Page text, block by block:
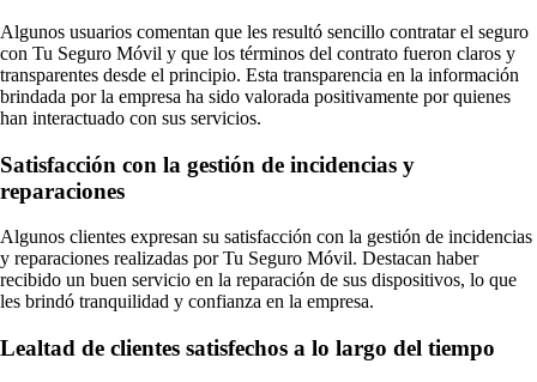
Algunos usuarios comentan que les resultó sencillo contratar el seguro
con Tu Seguro Móvil y que los términos del contrato fueron claros y
transparentes desde el principio. Esta transparencia en la información
brindada por la empresa ha sido valorada positivamente por quienes
han interactuado con sus servicios.
Satisfacción con la gestión de incidencias y
reparaciones
Algunos clientes expresan su satisfacción con la gestión de incidencias
y reparaciones realizadas por Tu Seguro Móvil. Destacan haber
recibido un buen servicio en la reparación de sus dispositivos, lo que
les brindó tranquilidad y confianza en la empresa.
Lealtad de clientes satisfechos a lo largo del tiempo